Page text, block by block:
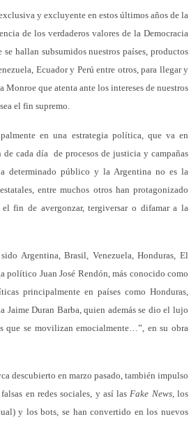
y excluyente en estos últimos años de la
de los verdaderos valores de la Democracia
hallan subsumidos nuestros países, productos
Ecuador y Perú entre otros, para llegar y
que atenta ante los intereses de nuestros
el fin supremo.
en una estrategia política, que va en
cada día de procesos de justicia y campañas
determinado público y la Argentina no es la
entre muchos otros han protagonizado
fin de avergonzar, tergiversar o difamar a la
Argentina, Brasil, Venezuela, Honduras, El
político Juan José Rendón, más conocido como
principalmente en países como Honduras,
Duran Barba, quien además se dio el lujo
que se movilizan emocialmente…”, en su obra
descubierto en marzo pasado, también impulso
en redes sociales, y así lasFake News,los
y los bots, se han convertido en los nuevos